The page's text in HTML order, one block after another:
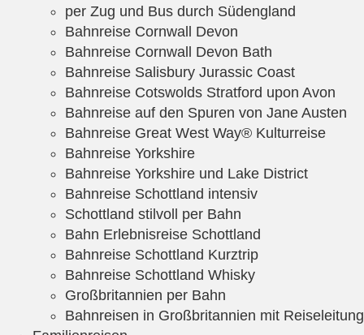
per Zug und Bus durch Südengland
Bahnreise Cornwall Devon
Bahnreise Cornwall Devon Bath
Bahnreise Salisbury Jurassic Coast
Bahnreise Cotswolds Stratford upon Avon
Bahnreise auf den Spuren von Jane Austen
Bahnreise Great West Way® Kulturreise
Bahnreise Yorkshire
Bahnreise Yorkshire und Lake District
Bahnreise Schottland intensiv
Schottland stilvoll per Bahn
Bahn Erlebnisreise Schottland
Bahnreise Schottland Kurztrip
Bahnreise Schottland Whisky
Großbritannien per Bahn
Bahnreisen in Großbritannien mit Reiseleitung